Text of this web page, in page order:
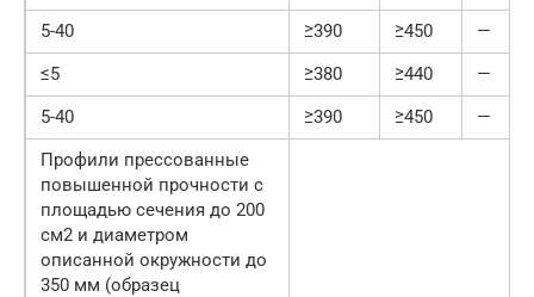
5-40
≥390 ≥450
—
≤5
≥380 ≥440
—
5-40
≥390 ≥450
—
Профили прессованные
повышенной прочности с
площадью сечения до 200
см2 и диаметром
описанной окружности до
350 мм (образец